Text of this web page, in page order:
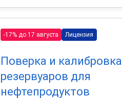
-17% до 17 августа Лицензия
Поверка и калибровка
резервуаров для
нефтепродуктов